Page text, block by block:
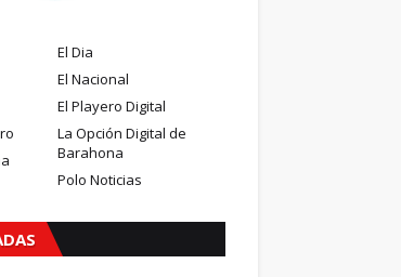
El Dia
El Nacional
El Playero Digital
La Opción Digital de
Barahona
Polo Noticias